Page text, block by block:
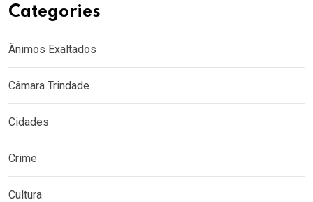
Categories
Ânimos Exaltados
Câmara Trindade
Cidades
Crime
Cultura